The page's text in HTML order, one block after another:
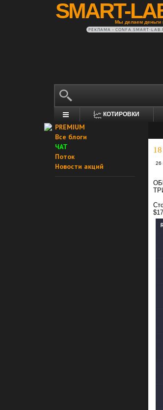
SMART-Мы делаем деньги
РЕКЛАМА • CONFA.SMART-
КОТИРОВКИ
PREMIUM
Все блоги
ЧАТ
Поток
Новости акций
26